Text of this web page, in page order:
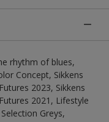
rhythm of blues,
Concept, Sikkens
2023, Sikkens
2021, Lifestyle
Greys,